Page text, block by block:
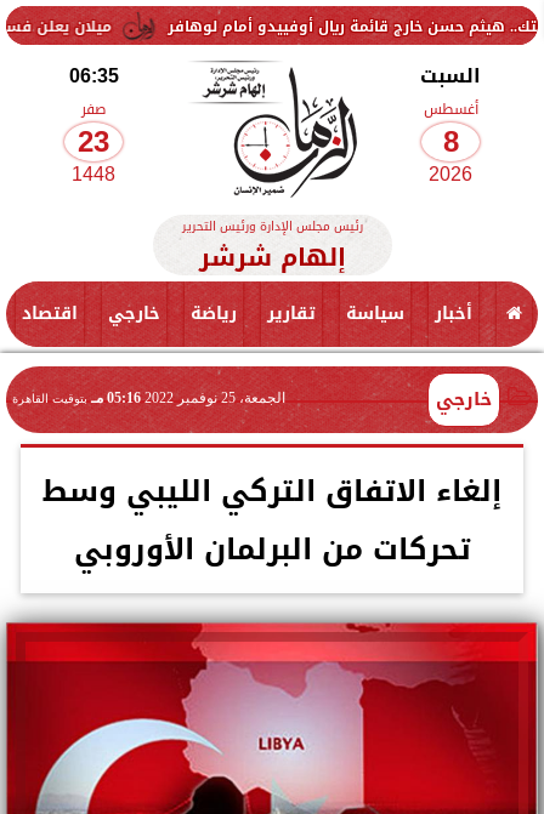
ميلان يعلن فسخ عقد خارج قائمة ريال أوفييدو أمام لوهافر
السبت
أغسطس
8
2026
06:35
صفر
23
1448
رئيس مجلس الإدارة ورئيس التحرير
إلهام شرشر
أخبار سياسة تقارير رياضة خارجي اقتصاد
خارجي الجمعة، 25 نوفمبر 2022 05:16 مـ بتوقيت القاهرة
إلغاء الاتفاق التركي الليبي وسط
تحركات من البرلمان الأوروبي